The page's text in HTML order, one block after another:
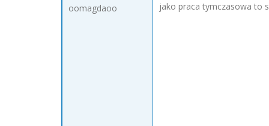
oomagdaoo
jako praca tymczasowa to